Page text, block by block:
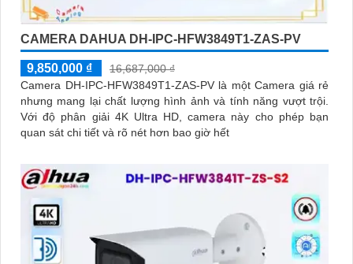
CAMERA DAHUA DH-IPC-HFW3849T1-ZAS-PV
9,850,000 ₫
16,687,000 ₫
Camera DH-IPC-HFW3849T1-ZAS-PV là một Camera giá rẻ
nhưng mang lại chất lượng hình ảnh và tính năng vượt trội.
Với độ phân giải 4K Ultra HD, camera này cho phép bạn
quan sát chi tiết và rõ nét hơn bao giờ hết